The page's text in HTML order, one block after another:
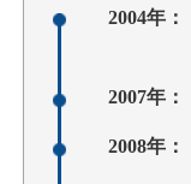
2004年：
2007年：
2008年：